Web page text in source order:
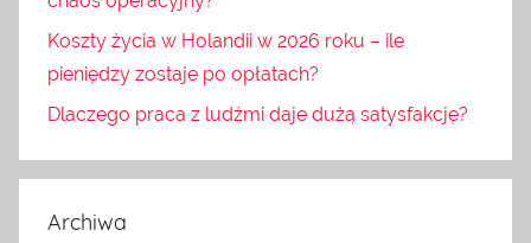
Koszty życia w Holandii w 2026 roku – ile
pieniędzy zostaje po opłatach?
Dlaczego praca z ludźmi daje dużą satysfakcję?
Archiwa